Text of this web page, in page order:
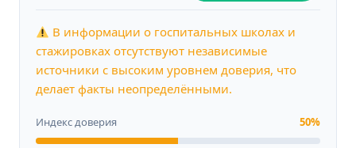
В информации о госпитальных школах и
стажировках отсутствуют независимые
источники с высоким уровнем доверия, что
делает факты неопределёнными.
Индекс доверия 50%